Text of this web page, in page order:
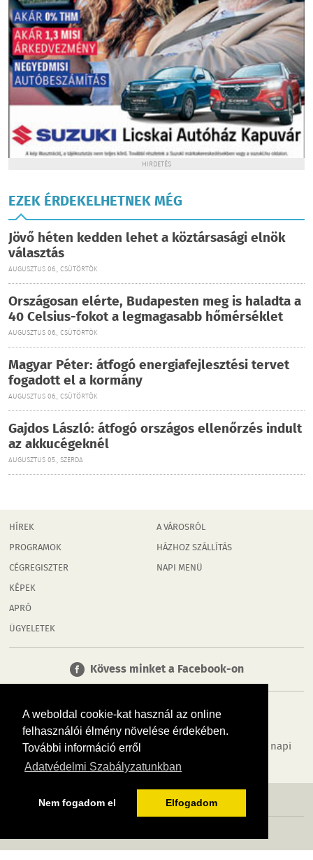
A weboldal cookie-kat használ az online
felhasználói élmény növelése érdekében.
További információ erről
Adatvédelmi Szabályzatunkban
Nem fogadom el Elfogadom
HIRDETÉS
EZEK ÉRDEKELHETNEK MÉG
Jövő héten kedden lehet a köztársasági elnök
választás
AUGUSZTUS 06., CSÜTÖRTÖK
Országosan elérte, Budapesten meg is haladta a
40 Celsius-fokot a legmagasabb hőmérséklet
AUGUSZTUS 06., CSÜTÖRTÖK
Magyar Péter: átfogó energiafejlesztési tervet
fogadott el a kormány
AUGUSZTUS 06., CSÜTÖRTÖK
Gajdos László: átfogó országos ellenőrzés indult
az akkucégeknél
AUGUSZTUS 05., SZERDA
HÍREK
PROGRAMOK
CÉGREGISZTER
KÉPEK
APRÓ
ÜGYELETEK
A VÁROSRÓL
HÁZHOZ SZÁLLÍTÁS
NAPI MENÜ
Kövess minket a Facebook-on
Tudj meg többet városodról! Hírek, programok, képek, napi
menü, cégek…. és minden, ami Rábaköz
MÉDIAAJÁNLÓ ADATVÉDELEM IMPRESSZUM RÓLUNK